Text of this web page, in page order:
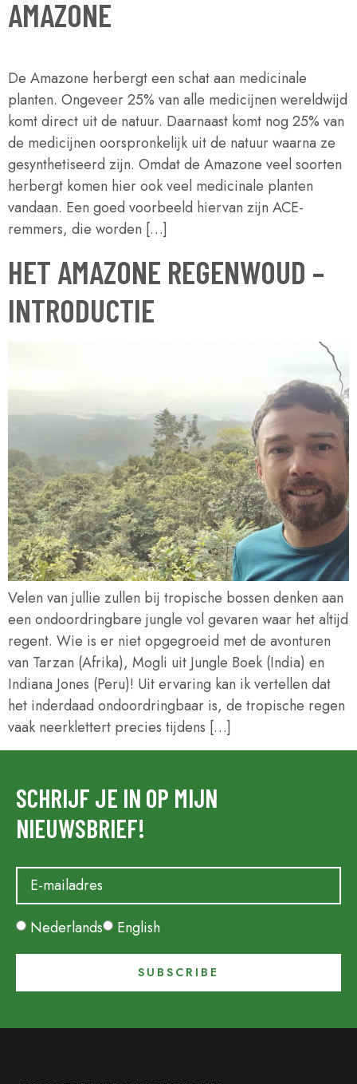
AMAZONE
De Amazone herbergt een schat aan medicinale
planten. Ongeveer 25% van alle medicijnen wereldwijd
komt direct uit de natuur. Daarnaast komt nog 25% van
de medicijnen oorspronkelijk uit de natuur waarna ze
gesynthetiseerd zijn. Omdat de Amazone veel soorten
herbergt komen hier ook veel medicinale planten
vandaan. Een goed voorbeeld hiervan zijn ACE-
remmers, die worden […]
HET AMAZONE REGENWOUD –
INTRODUCTIE
Velen van jullie zullen bij tropische bossen denken aan
een ondoordringbare jungle vol gevaren waar het altijd
regent. Wie is er niet opgegroeid met de avonturen
van Tarzan (Afrika), Mogli uit Jungle Boek (India) en
Indiana Jones (Peru)! Uit ervaring kan ik vertellen dat
het inderdaad ondoordringbaar is, de tropische regen
vaak neerklettert precies tijdens […]
SCHRIJF JE IN OP MIJN
NIEUWSBRIEF!
Nederlands English